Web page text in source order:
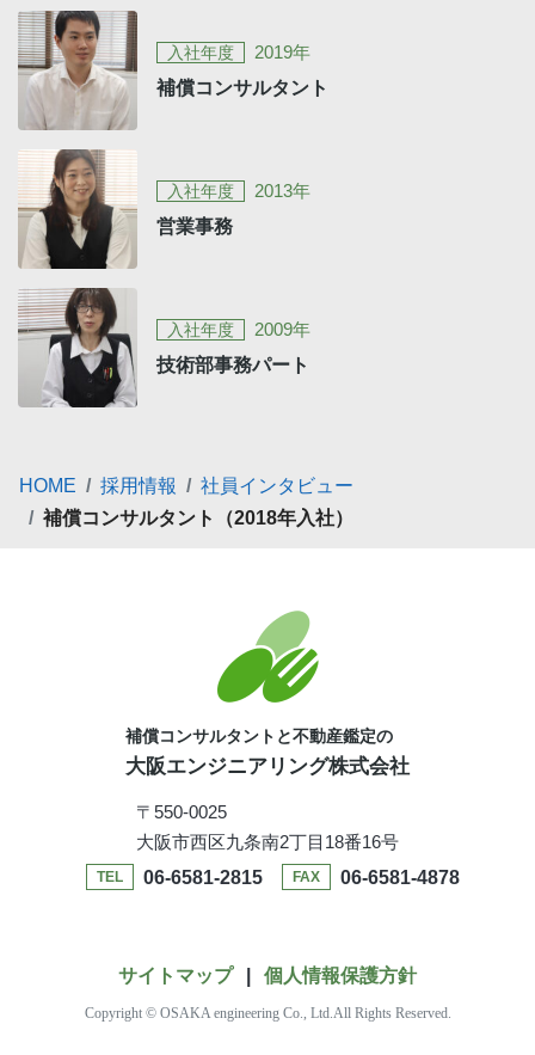
入社年度
2019年
補償コンサルタント
入社年度
2013年
営業事務
入社年度
2009年
技術部事務パート
HOME 採用情報
社員インタビュー
補償コンサルタント（2018年入社）
補償コンサルタントと不動産鑑定の
大阪エンジニアリング株式会社
〒550-0025
大阪市西区九条南2丁目18番16号
TEL 06-6581-2815 FAX 06-6581-4878
サイトマップ 個人情報保護方針
Copyright © OSAKA engineering Co., Ltd.All Rights Reserved.